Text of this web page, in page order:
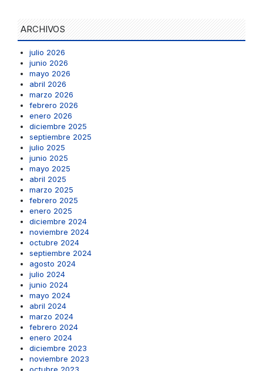
ARCHIVOS
julio 2026
junio 2026
mayo 2026
abril 2026
marzo 2026
febrero 2026
enero 2026
diciembre 2025
septiembre 2025
julio 2025
junio 2025
mayo 2025
abril 2025
marzo 2025
febrero 2025
enero 2025
diciembre 2024
noviembre 2024
octubre 2024
septiembre 2024
agosto 2024
julio 2024
junio 2024
mayo 2024
abril 2024
marzo 2024
febrero 2024
enero 2024
diciembre 2023
noviembre 2023
octubre 2023